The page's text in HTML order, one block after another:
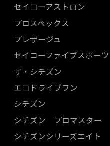
セイコーアストロン
プロスペックス
プレザージュ
セイコーファイブスポーツ
ザ・シチズン
エコドライブワン
シチズン
シチズン プロマスター
シチズンシリーズエイト